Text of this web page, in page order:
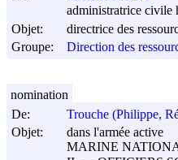
administratrice civile
Objet:
directrice des
Groupe:
Direction des
De:
Trouche (Philippe,
Objet:
dans l'armée active
MARINE
nomination